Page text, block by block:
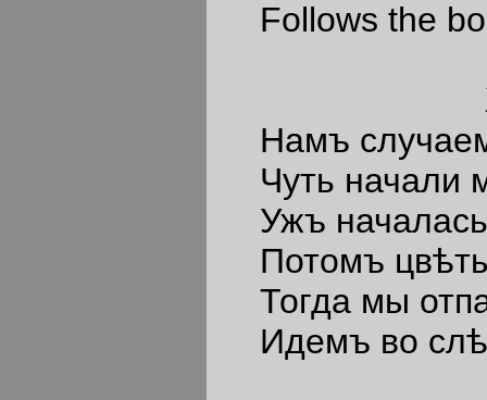
Follows the
Жизнь
Намъ
Чуть начали
Ужъ
Потомъ
Тогда мы
Идемъ во